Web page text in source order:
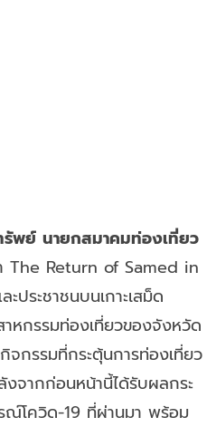
พย์ นายกสมาคมท่องเที่ยว
The Return of Samed in
ประชาชนบนเกาะเสม็ด
หกรรมท่องเที่ยวของจังหวัด
จกรรมที่กระตุ้นการท่องเที่ยว
จากก่อนหน้านี้ได้รับผลกระ
ณ์โควิด-19 ที่ผ่านมา พร้อม